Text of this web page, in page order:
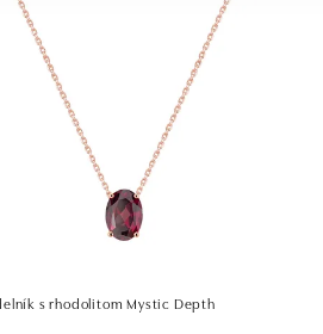
s rhodolitom Mystic Depth